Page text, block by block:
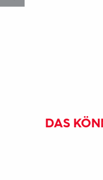
DAS